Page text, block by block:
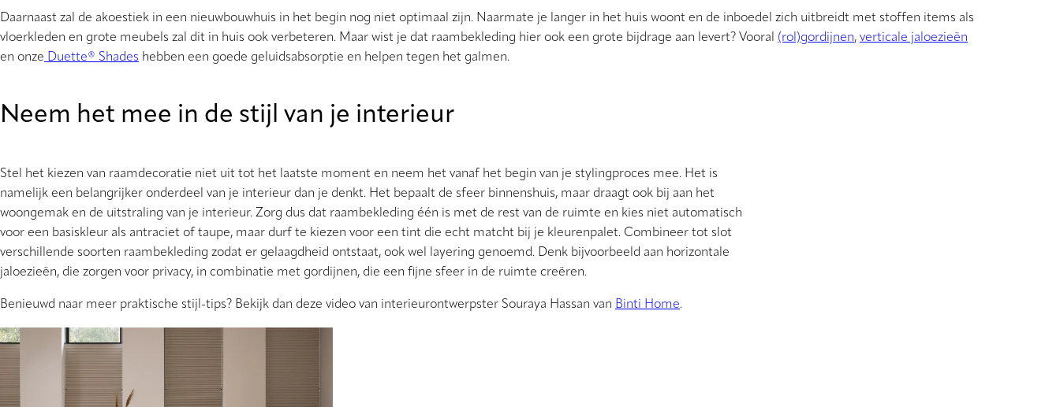
Daarnaast zal de akoestiek in een nieuwbouwhuis in het begin nog niet optimaal zijn. Naarmate je langer in het huis woont en de inboedel zich uitbreidt met stoffen items als
vloerkleden en grote meubels zal dit in huis ook verbeteren. Maar wist je dat raambekleding hier ook een grote bijdrage aan levert? Vooral (rol)gordijnen, verticale jaloezieën
en onze Duette® Shades hebben een goede geluidsabsorptie en helpen tegen het galmen.
Neem het mee in de stijl van je interieur
Stel het kiezen van raamdecoratie niet uit tot het laatste moment en neem het vanaf het begin van je stylingproces mee. Het is
namelijk een belangrijker onderdeel van je interieur dan je denkt. Het bepaalt de sfeer binnenshuis, maar draagt ook bij aan het
woongemak en de uitstraling van je interieur. Zorg dus dat raambekleding één is met de rest van de ruimte en kies niet automatisch
voor een basiskleur als antraciet of taupe, maar durf te kiezen voor een tint die echt matcht bij je kleurenpalet. Combineer tot slot
verschillende soorten raambekleding zodat er gelaagdheid ontstaat, ook wel layering genoemd. Denk bijvoorbeeld aan horizontale
jaloezieën, die zorgen voor privacy, in combinatie met gordijnen, die een fijne sfeer in de ruimte creëren.
Benieuwd naar meer praktische stijl-tips? Bekijk dan deze video van interieurontwerpster Souraya Hassan van Binti Home.